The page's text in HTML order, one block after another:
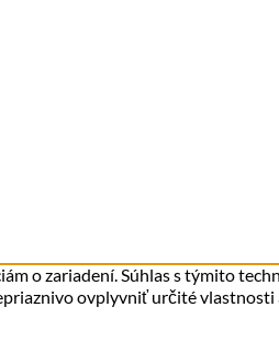
o zariadení. Súhlas s týmito
ovplyvniť určité vlastnosti